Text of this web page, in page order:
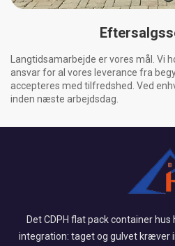
Langtidsamarbejde er vores mål. Vi
ansvar for al vores leverance fra
accepteres med tilfredshed. Ved
inden næste arbejdsdag.
Det CDPH flat pack container
integration: taget og gulvet kræver